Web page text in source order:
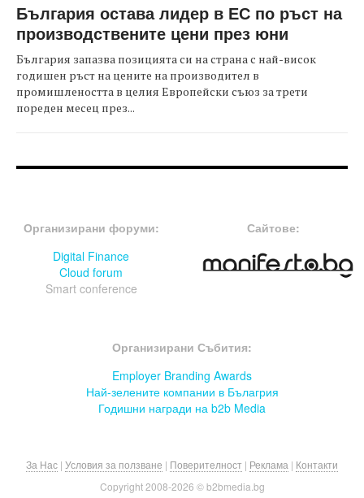
България остава лидер в ЕС по ръст на
производствените цени през юни
България запазва позицията си на страна с най-висок
годишен ръст на цените на производител в
промишлеността в целия Европейски съюз за трети
пореден месец през...
Организирани форуми:
Digital Finance
Cloud forum
Smart conference
Сайтове:
Организирани Събития:
Employer Branding Awards
Най-зелените компании в Бълагрия
Годишни награди на b2b Media
За Нас | Условия за ползване | Поверителност | Реклама | Контакти
Copyright 2008-2026 © b2bmedia.bg